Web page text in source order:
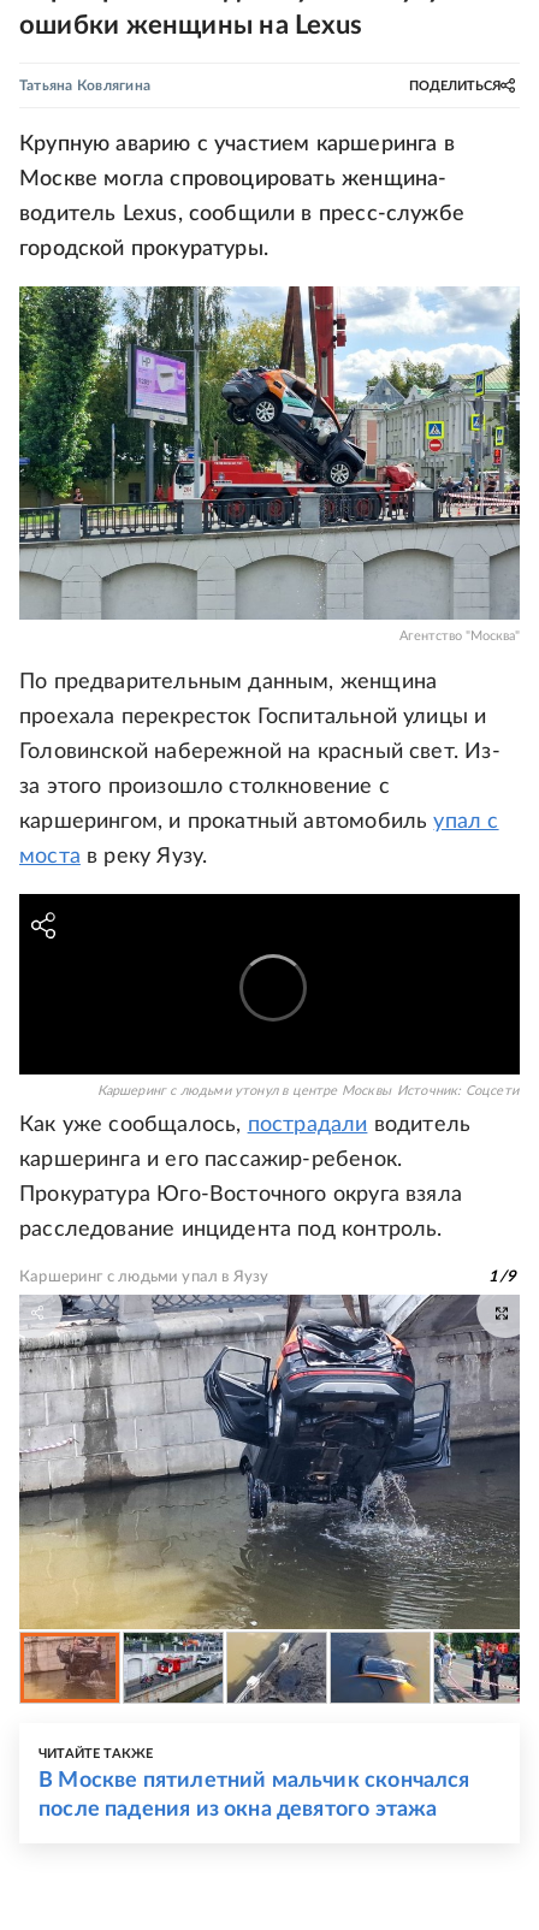
ошибки женщины на Lexus
Татьяна Ковлягина ПОДЕЛИТЬСЯ
Крупную аварию с участием каршеринга в
Москве могла спровоцировать женщина-
водитель Lexus, сообщили в пресс-службе
городской прокуратуры.
Агентство "Москва"
По предварительным данным, женщина
проехала перекресток Госпитальной улицы и
Головинской набережной на красный свет. Из-
за этого произошло столкновение с
каршерингом, и прокатный автомобильупал с
моста в реку Яузу.
Каршеринг с людьми утонул в центре Москвы Источник: Соцсети
Как уже сообщалось, пострадали водитель
каршеринга и его пассажир-ребенок.
Прокуратура Юго-Восточного округа взяла
расследование инцидента под контроль.
Каршеринг с людьми упал в Яузу 1/9
ЧИТАЙТЕ ТАКЖЕ
В Москве пятилетний мальчик скончался
после падения из окна девятого этажа